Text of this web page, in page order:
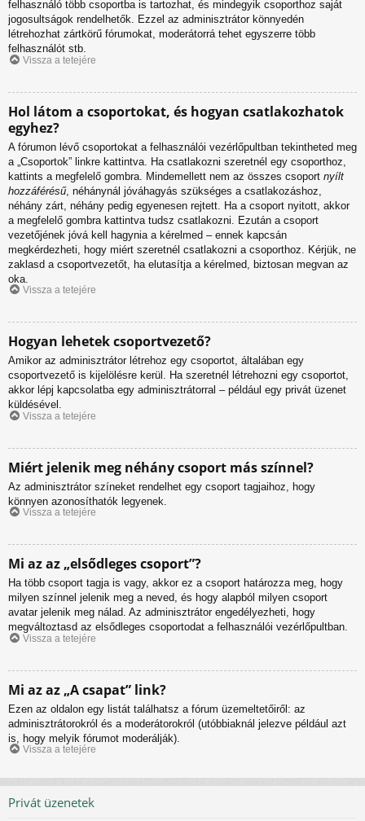
felhasználó több csoportba is tartozhat, és mindegyik csoporthoz saját
jogosultságok rendelhetők. Ezzel az adminisztrátor könnyedén
létrehozhat zártkörű fórumokat, moderátorrá tehet egyszerre több
felhasználót stb.
Vissza a tetejére
Hol látom a csoportokat, és hogyan csatlakozhatok
egyhez?
A fórumon lévő csoportokat a felhasználói vezérlőpultban tekintheted meg
a „Csoportok” linkre kattintva. Ha csatlakozni szeretnél egy csoporthoz,
kattints a megfelelő gombra. Mindemellett nem az összes csoport nyílt
hozzáférésű, néhánynál jóváhagyás szükséges a csatlakozáshoz,
néhány zárt, néhány pedig egyenesen rejtett. Ha a csoport nyitott, akkor
a megfelelő gombra kattintva tudsz csatlakozni. Ezután a csoport
vezetőjének jóvá kell hagynia a kérelmed – ennek kapcsán
megkérdezheti, hogy miért szeretnél csatlakozni a csoporthoz. Kérjük, ne
zaklasd a csoportvezetőt, ha elutasítja a kérelmed, biztosan megvan az
oka.
Vissza a tetejére
Hogyan lehetek csoportvezető?
Amikor az adminisztrátor létrehoz egy csoportot, általában egy
csoportvezető is kijelölésre kerül. Ha szeretnél létrehozni egy csoportot,
akkor lépj kapcsolatba egy adminisztrátorral – például egy privát üzenet
küldésével.
Vissza a tetejére
Miért jelenik meg néhány csoport más színnel?
Az adminisztrátor színeket rendelhet egy csoport tagjaihoz, hogy
könnyen azonosíthatók legyenek.
Vissza a tetejére
Mi az az „elsődleges csoport”?
Ha több csoport tagja is vagy, akkor ez a csoport határozza meg, hogy
milyen színnel jelenik meg a neved, és hogy alapból milyen csoport
avatar jelenik meg nálad. Az adminisztrátor engedélyezheti, hogy
megváltoztasd az elsődleges csoportodat a felhasználói vezérlőpultban.
Vissza a tetejére
Mi az az „A csapat” link?
Ezen az oldalon egy listát találhatsz a fórum üzemeltetőiről: az
adminisztrátorokról és a moderátorokról (utóbbiaknál jelezve például azt
is, hogy melyik fórumot moderálják).
Vissza a tetejére
Privát üzenetek